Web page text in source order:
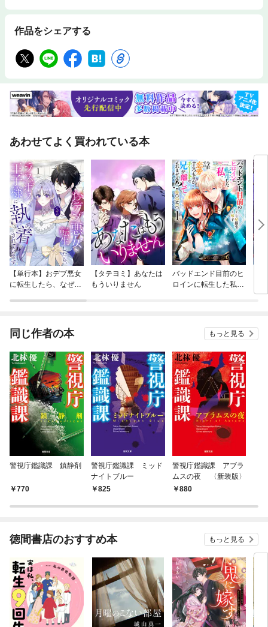
作品をシェアする
あわせてよく買われている本
【単行本】おデブ悪女
に転生したら、なぜか
【タテヨミ】あなたは
もういりません
バッドエンド目前のヒ
ロインに転生した私、
同じ作者の本 もっと見る
警視庁鑑識課 鎮静剤
770
警視庁鑑識課 ミッド
ナイトブルー
825
警視庁鑑識課 アブラ
ムスの夜 〈新装版〉
880
徳間書店のおすすめ本 もっと見る